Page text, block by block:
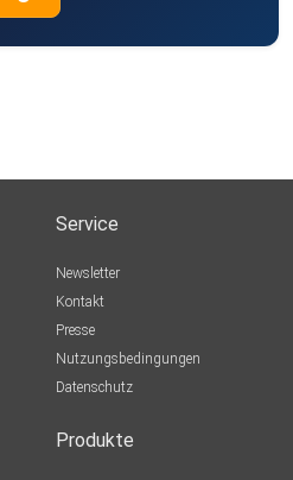
Service
Newsletter
Kontakt
Presse
Nutzungsbedingungen
Datenschutz
Produkte